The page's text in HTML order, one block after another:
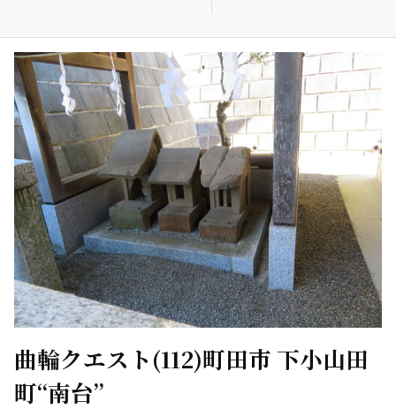
曲輪クエスト(112)町田市 下小山田
町“南台”